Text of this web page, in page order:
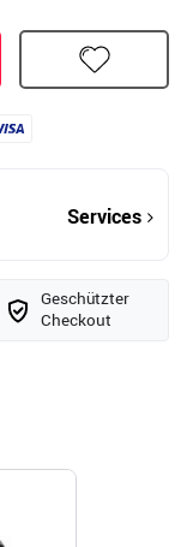
Services
Geschützter
Checkout